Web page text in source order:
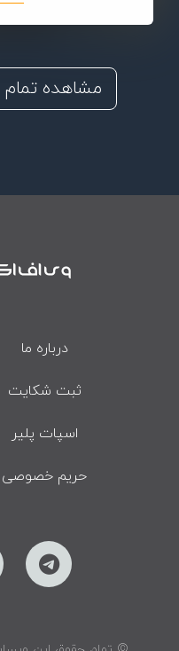
مشاهده
درباره ما
ثبت شکایت
اسپات پلیر
حریم خصوصی